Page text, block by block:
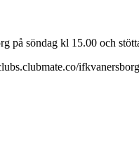
på söndag kl 15.00 och